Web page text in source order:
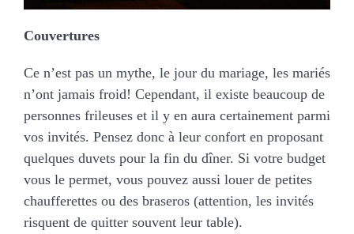
Couvertures
Ce n’est pas un mythe, le jour du mariage, les mariés
n’ont jamais froid! Cependant, il existe beaucoup de
personnes frileuses et il y en aura certainement parmi
vos invités. Pensez donc à leur confort en proposant
quelques duvets pour la fin du dîner. Si votre budget
vous le permet, vous pouvez aussi louer de petites
chaufferettes ou des braseros (attention, les invités
risquent de quitter souvent leur table).